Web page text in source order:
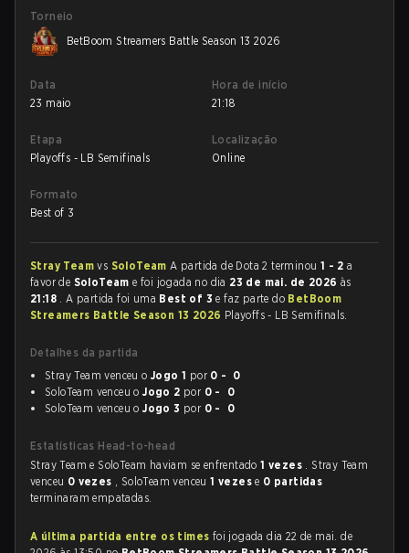
Torneio
BetBoom Streamers Battle Season 13 2026
Data
23 maio
Hora de início
21:18
Etapa
Playoffs - LB Semifinals
Localização
Online
Formato
Best of 3
Stray Teamvs SoloTeamA partida de Dota 2 terminou 1 - 2 a
favor de SoloTeame foi jogada no dia 23 de mai. de 2026 às
21:18 . A partida foi uma Best of 3e faz parte do BetBoom
Streamers Battle Season 13 2026 Playoffs - LB Semifinals.
Detalhes da partida
Stray Team venceu o Jogo 1 por 0 - 0
SoloTeam venceu oJogo 2 por 0 - 0
SoloTeam venceu oJogo 3 por 0 - 0
Estatísticas Head-to-head
Stray Team e SoloTeam haviam se enfrentado1 vezes . Stray Team
venceu 0 vezes , SoloTeam venceu1 vezese 0 partidas
terminaram empatadas.
A última partida entre os times foi jogada dia 22 de mai. de